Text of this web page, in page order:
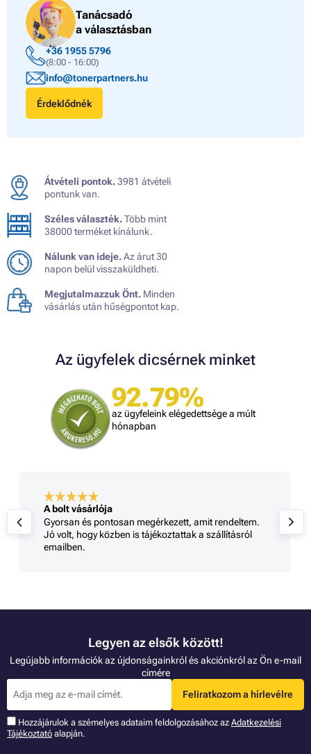
Tanácsadó
a választásban
+36 1955 5796
(8:00 - 16:00)
info@tonerpartners.hu
Érdeklődnék
Átvételi pontok.3981 átvételi
pontunk van.
Széles választék.Több mint
38000 terméket kínálunk.
Nálunk van ideje.Az árut 30
napon belül visszaküldheti.
Megjutalmazzuk Önt. Minden
vásárlás után hűségpontot kap.
Az ügyfelek dicsérnek minket
92.79%
az ügyfeleink elégedettsége a múlt
hónapban
A bolt vásárlója
Gyorsan és pontosan megérkezett, amit rendeltem.
Jó volt, hogy közben is tájékoztattak a szállításról
emailben.
Legyen az elsők között!
Legújabb információk az újdonságainkról és akciónkról az Ön e-mail
címére
Feliratkozom a hírlevélre
Hozzájárulok a szémelyes adataim feldolgozásához az Adatkezelési
Tájékoztató alapján.